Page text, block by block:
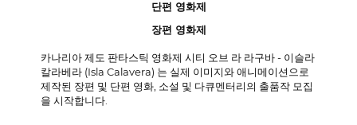
단편 영화제
장편 영화제
카나리아 제도 판타스틱 영화제 시티 오브 라 라구바 - 이슬라
칼라베라 (Isla Calavera) 는 실제 이미지와 애니메이션으로
제작된 장편 및 단편 영화, 소설 및 다큐멘터리의 출품작 모집
을 시작합니다.